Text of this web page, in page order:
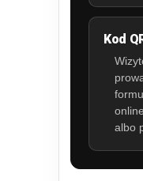
Kod
albo